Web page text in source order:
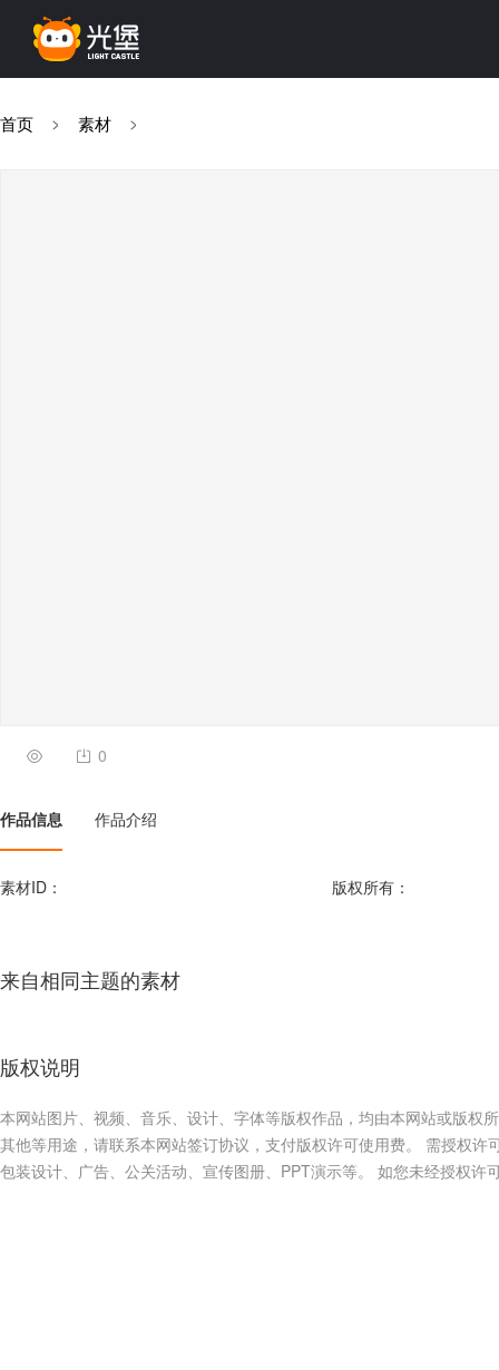
首页 素材
0
作品信息 作品介绍
素材ID： 版权所有：
来自相同主题的素材
版权说明
本网站图片、视频、音乐、设计、字体等版权作品，均由本网站或版权
其他等用途，请联系本网站签订协议，支付版权许可使用费。 需授权
包装设计、广告、公关活动、宣传图册、PPT演示等。 如您未经授权